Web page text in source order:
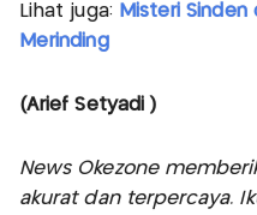
Lihat juga: Misteri Sinden
Merinding
(Arief Setyadi )
News Okezone
akurat dan terpercaya.